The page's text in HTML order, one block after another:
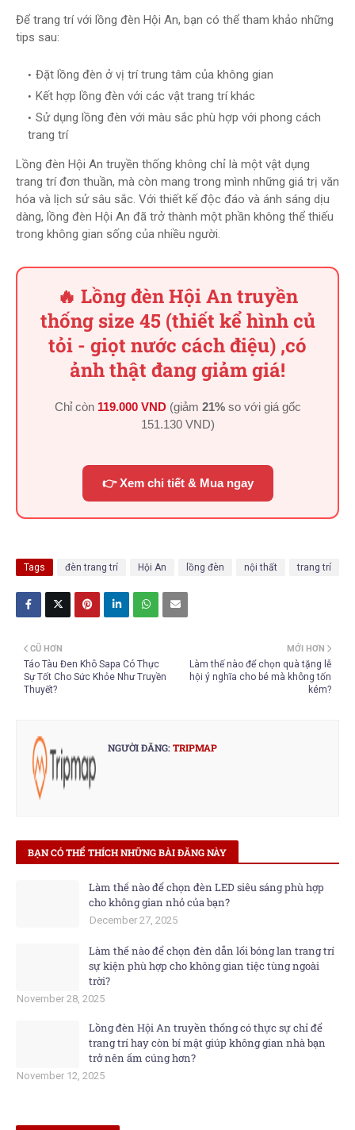
Để trang trí với lồng đèn Hội An, bạn có thể tham khảo những
tips sau:
Đặt lồng đèn ở vị trí trung tâm của không gian
Kết hợp lồng đèn với các vật trang trí khác
Sử dụng lồng đèn với màu sắc phù hợp với phong cách
trang trí
Lồng đèn Hội An truyền thống không chỉ là một vật dụng
trang trí đơn thuần, mà còn mang trong mình những giá trị văn
hóa và lịch sử sâu sắc. Với thiết kế độc đáo và ánh sáng dịu
dàng, lồng đèn Hội An đã trở thành một phần không thể thiếu
trong không gian sống của nhiều người.
🔥 Lồng đèn Hội An truyền
thống size 45 (thiết kể hình củ
tỏi - giọt nước cách điệu) ,có
ảnh thật đang giảm giá!
Chỉ còn 119.000 VND(giảm 21%so với giá gốc
151.130 VND)
👉 Xem chi tiết & Mua ngay
Tags đèn trang trí Hội An lồng đèn nội thất trang trí
MỚI HƠN
Làm thế nào để chọn quà tặng lễ
hội ý nghĩa cho bé mà không tốn
kém?
CŨ HƠN
Táo Tàu Đen Khô Sapa Có Thực
Sự Tốt Cho Sức Khỏe Như Truyền
Thuyết?
NGƯỜI ĐĂNG:TRIPMAP
BẠN CÓ THỂ THÍCH NHỮNG BÀI ĐĂNG NÀY
Làm thế nào để chọn đèn LED siêu sáng phù hợp
cho không gian nhỏ của bạn?
December 27, 2025
Làm thế nào để chọn đèn dẫn lối bóng lan trang trí
sự kiện phù hợp cho không gian tiệc tùng ngoài
trời?
November 28, 2025
Lồng đèn Hội An truyền thống có thực sự chỉ để
trang trí hay còn bí mật giúp không gian nhà bạn
trở nên ấm cúng hơn?
November 12, 2025